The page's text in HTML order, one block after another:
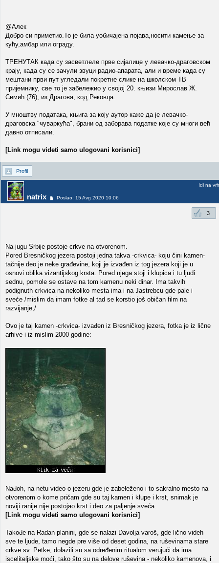
@Алек
Добро си приметио.То је била уобичајена појава,носити камење за
кућу,амбар или ограду.
ТРЕНУТАК када су засветлеле прве сијалице у левачко-драговском
крају, када су се зачули звуци радио-апарата, али и време када су
мештани први пут угледали покретне слике на школском ТВ
пријемнику, све то је забележио у својој 20. књизи Мирослав Ж.
Симић (76), из Драгова, код Рековца.
У мноштву података, књига за коју аутор каже да је левачко-
драговска "чуваркућа", брани од заборава податке које су многи већ
давно отписали.
[Link mogu videti samo ulogovani korisnici]
Profil
natrix Poslao: 15 Avg 2020 10:06
Idi na vrh
3
Na jugu Srbije postoje crkve na otvorenom.
Pored Bresničkog jezera postoji jedna takva -crkvica- koju čini kamen-
tačnije deo je neke građevine, koji je izvađen iz tog jezera koji je u
osnovi oblika vizantijskog krsta. Pored njega stoji i klupica i tu ljudi
sednu, pomole se ostave na tom kamenu neki dinar. Ima takvih
podignuth crkvica na nekoliko mesta ima i na Jastrebcu gde pale i
sveće /mislim da imam fotke al tad se korstio još običan film na
razvijanje,/
Ovo je taj kamen -crkvica- izvađen iz Bresničkog jezera, fotka je iz lične
arhive i iz mislim 2000 godine:
Nađoh, na netu video o jezeru gde je zabeleženo i to sakralno mesto na
otvorenom o kome pričam gde su taj kamen i klupe i krst, snimak je
noviji ranije nije postojao krst i deo za paljenje sveća.
[Link mogu videti samo ulogovani korisnici]
Takođe na Radan planini, gde se nalazi Đavolja varoš, gde lično videh
sve te ljude, tamo negde pre više od deset godina, na ruševinama stare
crkve sv. Petke, dolazili su sa određenim ritualom verujući da ima
isceliteljske moći, tako što su na delove ruševina - nekoliko kamenova, i